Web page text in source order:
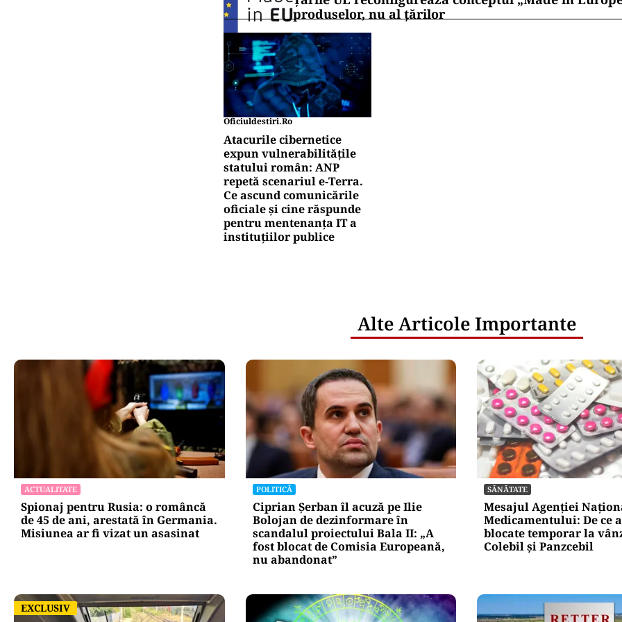
ACTUALITATE
mașina blocata în mijlocul Capitalei: „Am căzut în groapa
ACTUALITATE
20 de grătare și sute de metri de mese: cum a intrat Selly în
World Records la Nibiru
Puterea Financiara
Bursa de Valori București a închis în scădere ședința
Puterea Financiara
Țările UE reconfigurează conceptul „Made in
Oficiuldestiri.ro
Atacurile cibernetice
expun vulnerabilitățile
statului român: ANP
repetă scenariul e‑Terra.
Ce ascund comunicările
oficiale și cine răspunde
pentru mentenanța IT a
instituțiilor publice
Alte Articole Importante